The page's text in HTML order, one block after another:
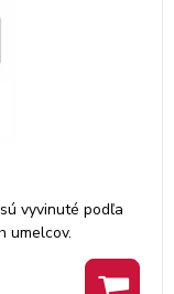
vyvinuté podľa
umelcov.
arabskej gumy a
jemne